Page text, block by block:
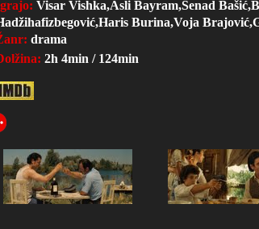
Visar Vishka,Asli Bayram,Senad
Burina,Voja
drama
2h 4min / 124min